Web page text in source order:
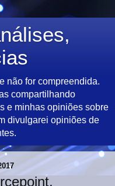
não for compreendida.
compartilhando
e minhas opiniões sobre
divulgarei opiniões de